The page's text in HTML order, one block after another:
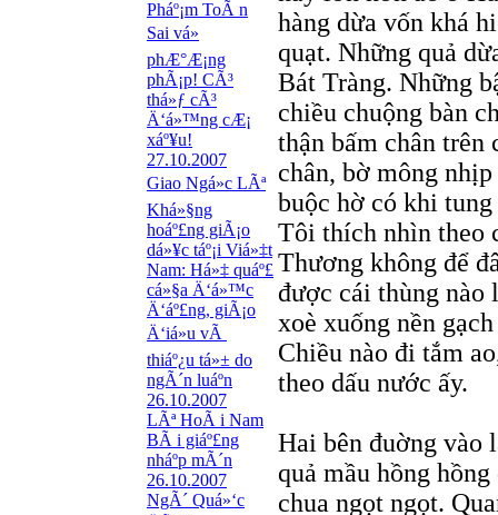
Pháº¡m ToÃ n
Sai vá»
phÆ°Æ¡ng
phÃ¡p! CÃ³
thá»ƒ cÃ³
Ä‘á»™ng cÆ¡
xáº¥u!
27.10.2007
Giao Ngá»c LÃª
Khá»§ng
hoáº£ng giÃ¡o
dá»¥c táº¡i Viá»‡t
Nam: Há»‡ quáº£
cá»§a Ä‘á»™c
Ä‘áº£ng, giÃ¡o
Ä‘iá»u vÃ
thiáº¿u tá»± do
ngÃ´n luáº­n
26.10.2007
LÃª HoÃ i Nam
BÃ i giáº£ng
nháº­p mÃ´n
26.10.2007
NgÃ´ Quá»‘c
hàng dừa vốn khá
quạt. Những quả
Bát Tràng. Những
chiều chuộng bàn
thận bấm chân trên
chân, bờ mông
buộc hờ có khi
Tôi thích nhìn theo
Thương không để
được cái thùng nào
xoè xuống nền
Chiều nào đi tắm
theo dấu nước ấy.
Hai bên đuờng vào
quả mầu hồng
chua ngọt ngọt.